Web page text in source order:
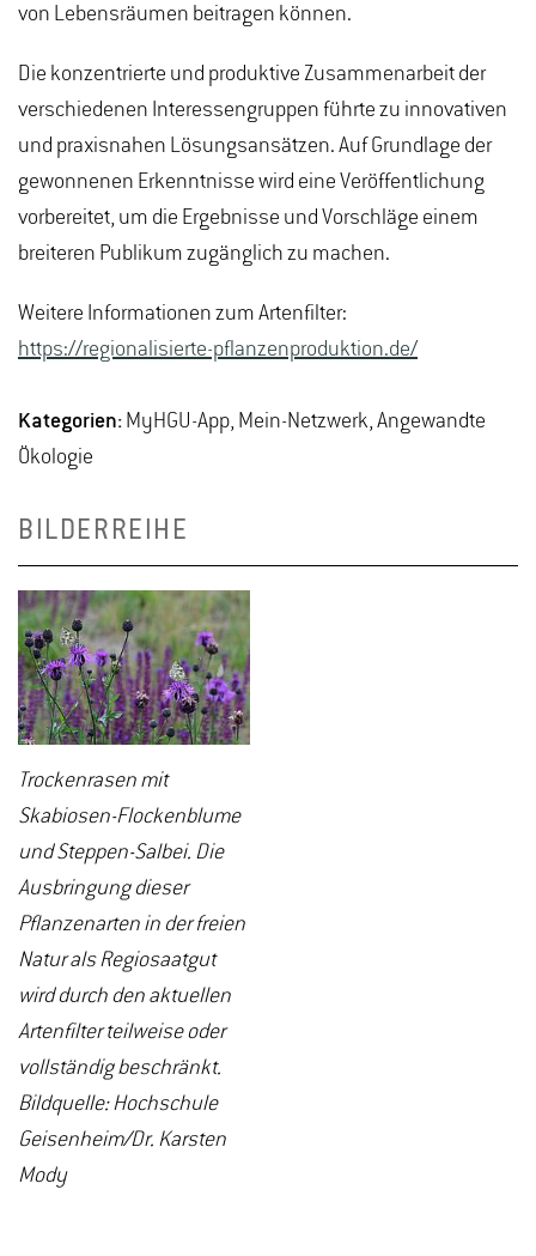
von Lebensräumen beitragen können.
Die konzentrierte und produktive Zusammenarbeit der
verschiedenen Interessengruppen führte zu innovativen
und praxisnahen Lösungsansätzen. Auf Grundlage der
gewonnenen Erkenntnisse wird eine Veröffentlichung
vorbereitet, um die Ergebnisse und Vorschläge einem
breiteren Publikum zugänglich zu machen.
Weitere Informationen zum Artenfilter:
https://regionalisierte-pflanzenproduktion.de/
Kategorien: MyHGU-App, Mein-Netzwerk, Angewandte
Ökologie
BILDERREIHE
Trockenrasen mit
Skabiosen-Flockenblume
und Steppen-Salbei. Die
Ausbringung dieser
Pflanzenarten in der freien
Natur als Regiosaatgut
wird durch den aktuellen
Artenfilter teilweise oder
vollständig beschränkt.
Bildquelle: Hochschule
Geisenheim/Dr. Karsten
Mody